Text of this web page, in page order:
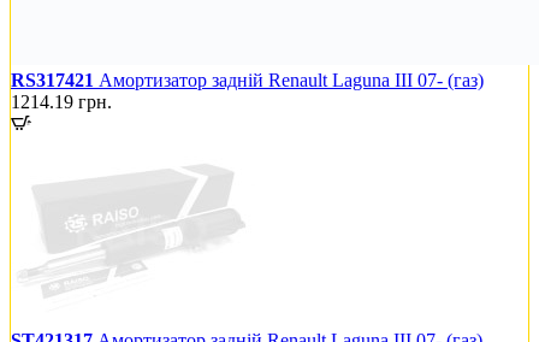
RS317421 Амортизатор задній Renault Laguna III 07- (газ)
1214.19 грн.